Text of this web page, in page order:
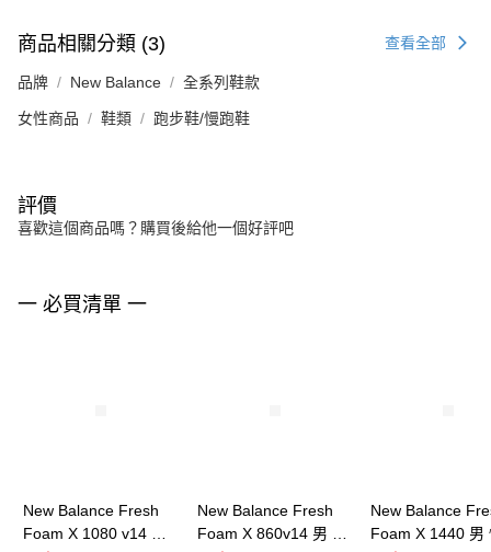
商品相關分類 (3) 查看全部
品牌 New Balance 全系列鞋款
女性商品 鞋類 跑步鞋/慢跑鞋
評價
喜歡這個商品嗎？購買後給他一個好評吧
一 必買清單 一
New Balance Fresh
Foam X 1080 v14 女
New Balance Fresh
Foam X 860v14 男 慢
New Balance
Foam X 1440 男